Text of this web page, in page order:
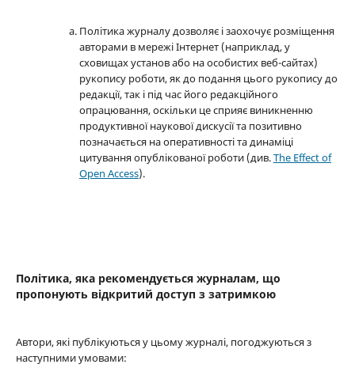
Політика журналу дозволяє і заохочує розміщення
авторами в мережі Інтернет (наприклад, у
сховищах установ або на особистих веб-сайтах)
рукопису роботи, як до подання цього рукопису до
редакції, так і під час його редакційного
опрацювання, оскільки це сприяє виникненню
продуктивної наукової дискусії та позитивно
позначається на оперативності та динаміці
цитування опублікованої роботи (див.The Effect of
Open Access).
Політика, яка рекомендується журналам, що
пропонують відкритий доступ з затримкою
Автори, які публікуються у цьому журналі, погоджуються з
наступними умовами: